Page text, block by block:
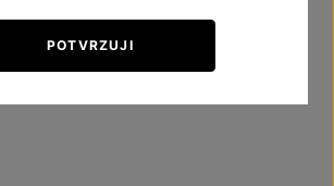
A společně s vámi vytváří
POTVRZUJI